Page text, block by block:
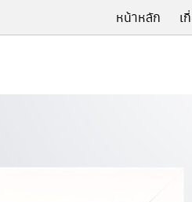
หน้าหลัก เ